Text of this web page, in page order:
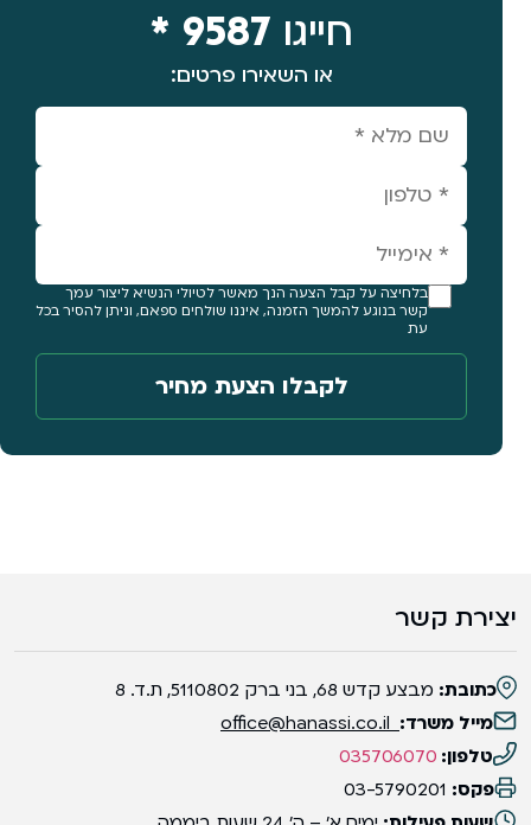
חייגו 9587 *
או השאירו פרטים:
בלחיצה על קבל הצעה הנך מאשר לטיולי הנשיא ליצור עמך
קשר בנוגע להמשך הזמנה, איננו שולחים ספאם, וניתן להסיר בכל
עת
יצירת קשר
כתובת: מבצע קדש 68, בני ברק 5110802, ת.ד. 8
מייל משרד:
טלפון: 035706070
פקס: 03-5790201